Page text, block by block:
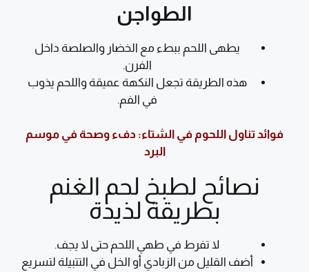
الطواجن
يطهى اللحم ببطء مع الخضار والصلصة داخل
الفرن.
هذه الطريقة تجعل النكهة عميقة واللحم يذوب
في الفم.
فوائد تناول اللحوم في الشتاء: دفء وصحة في موسم
البرد
نصائح لطبخ لحم الغنم
بطريقة لذيذة
لا تفرط في طهي اللحم حتى لا يجف.
أضف القليل من الزبادي أو الخل في التتبيلة لتسريع